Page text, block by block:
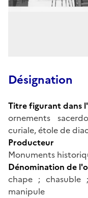
Désignation
Titre figurant dans
ornements
curiale, étole de
Producteur
Monuments
Dénomination de
chape ;
manipule